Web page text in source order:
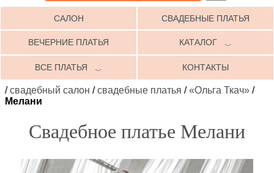
САЛОН СВАДЕБНЫЕ ПЛАТЬЯ
ВЕЧЕРНИЕ ПЛАТЬЯ КАТАЛОГ ﹀
ВСЕ ПЛАТЬЯ ﹀ КОНТАКТЫ
/свадебный салон /свадебные платья /«Ольга Ткач» /
Мелани
Свадебное платье Мелани